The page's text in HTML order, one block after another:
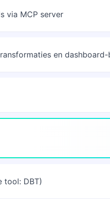
via MCP server
en
tool: DBT)